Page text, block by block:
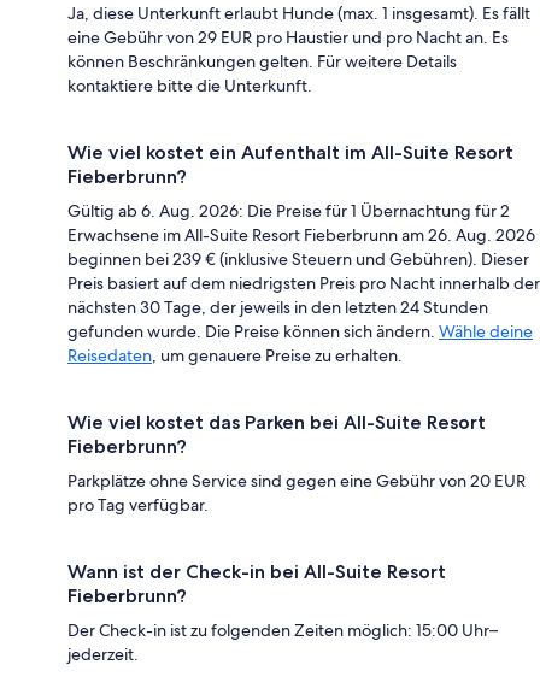
Ja, diese Unterkunft erlaubt Hunde (max. 1 insgesamt). Es fällt
eine Gebühr von 29 EUR pro Haustier und pro Nacht an. Es
können Beschränkungen gelten. Für weitere Details
kontaktiere bitte die Unterkunft.
Wie viel kostet ein Aufenthalt im All-Suite Resort
Fieberbrunn?
Gültig ab 6. Aug. 2026: Die Preise für 1 Übernachtung für 2
Erwachsene im All-Suite Resort Fieberbrunn am 26. Aug. 2026
beginnen bei 239 € (inklusive Steuern und Gebühren). Dieser
Preis basiert auf dem niedrigsten Preis pro Nacht innerhalb der
nächsten 30 Tage, der jeweils in den letzten 24 Stunden
gefunden wurde. Die Preise können sich ändern. Wähle deine
Reisedaten, um genauere Preise zu erhalten.
Wie viel kostet das Parken bei All-Suite Resort
Fieberbrunn?
Parkplätze ohne Service sind gegen eine Gebühr von 20 EUR
pro Tag verfügbar.
Wann ist der Check-in bei All-Suite Resort
Fieberbrunn?
Der Check-in ist zu folgenden Zeiten möglich: 15:00 Uhr–
jederzeit.